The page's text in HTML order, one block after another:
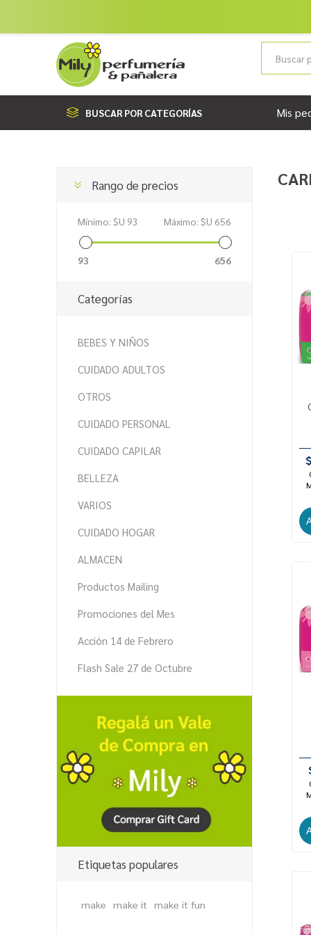
BUSCAR POR CATEGORÍAS Mis
Rango de precios
Mínimo: $U 93 Máximo: $U 656
93 656
Categorías
BEBES Y NIÑOS
CUIDADO ADULTOS
OTROS
CUIDADO PERSONAL
CUIDADO CAPILAR
BELLEZA
VARIOS
CUIDADO HOGAR
ALMACEN
Productos Mailing
Promociones del Mes
Acción 14 de Febrero
Flash Sale 27 de Octubre
Etiquetas populares
make make it make it fun